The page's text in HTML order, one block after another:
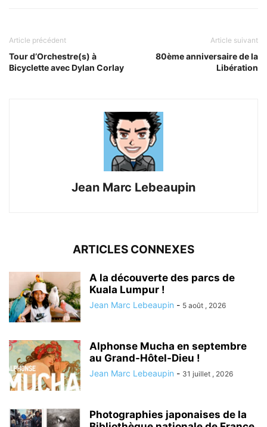
Article précédent
Tour d’Orchestre(s) à
Bicyclette avec Dylan Corlay
Article suivant
80ème anniversaire de la
Libération
Jean Marc Lebeaupin
ARTICLES CONNEXES
A la découverte des parcs de
Kuala Lumpur !
Jean Marc Lebeaupin - 5 août , 2026
Alphonse Mucha en septembre
au Grand-Hôtel-Dieu !
Jean Marc Lebeaupin - 31 juillet , 2026
Photographies japonaises de la